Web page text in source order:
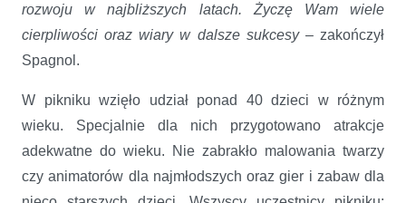
rozwoju w najbliższych latach. Życzę Wam wiele
cierpliwości oraz wiary w dalsze sukcesy– zakończył
Spagnol.
W pikniku wzięło udział ponad 40 dzieci w różnym
wieku. Specjalnie dla nich przygotowano atrakcje
adekwatne do wieku. Nie zabrakło malowania twarzy
czy animatorów dla najmłodszych oraz gier i zabaw dla